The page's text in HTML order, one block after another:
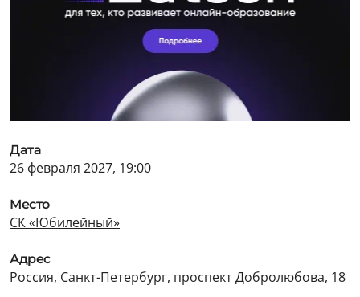
Дата
26 февраля 2027, 19:00
Место
СК «Юбилейный»
Адрес
Россия, Санкт-Петербург, проспект Добролюбова, 18